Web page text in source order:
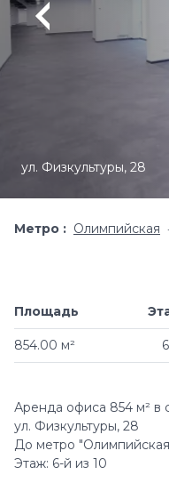
ул. Физкультуры, 28
Метро Олимпийская
Площадь
854.00 м² 6
Аренда офиса 854 м² в
ул. Физкультуры, 28
До метро
Этаж: 6-й из 10